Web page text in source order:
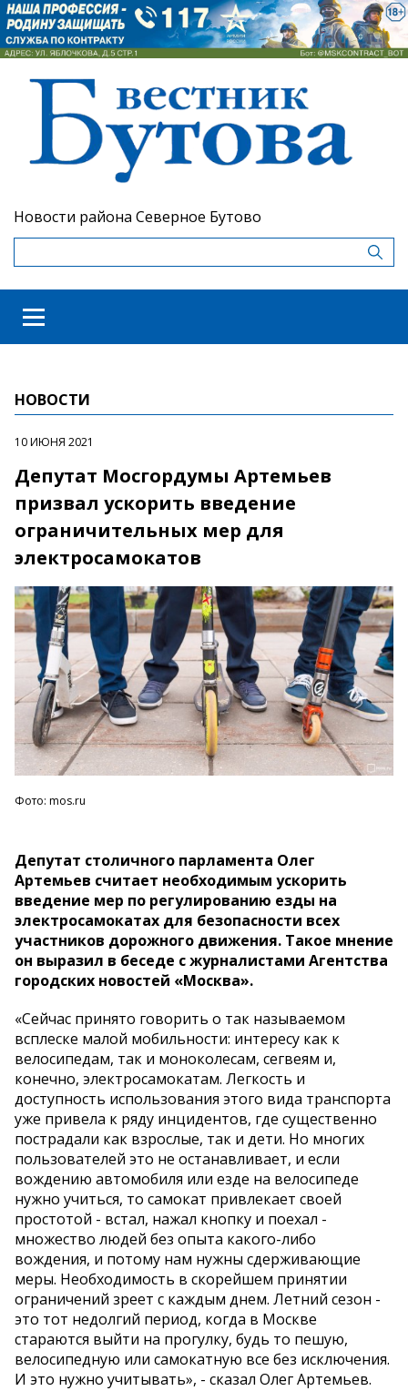
Новости района Северное Бутово
НОВОСТИ
10 ИЮНЯ 2021
Депутат Мосгордумы Артемьев
призвал ускорить введение
ограничительных мер для
электросамокатов
Фото: mos.ru
Депутат столичного парламента Олег
Артемьев считает необходимым ускорить
введение мер по регулированию езды на
электросамокатах для безопасности всех
участников дорожного движения. Такое мнение
он выразил в беседе с журналистами Агентства
городских новостей «Москва».
«Сейчас принято говорить о так называемом
всплеске малой мобильности: интересу как к
велосипедам, так и моноколесам, сегвеям и,
конечно, электросамокатам. Легкость и
доступность использования этого вида транспорта
уже привела к ряду инцидентов, где существенно
пострадали как взрослые, так и дети. Но многих
пользователей это не останавливает, и если
вождению автомобиля или езде на велосипеде
нужно учиться, то самокат привлекает своей
простотой - встал, нажал кнопку и поехал -
множество людей без опыта какого-либо
вождения, и потому нам нужны сдерживающие
меры. Необходимость в скорейшем принятии
ограничений зреет с каждым днем. Летний сезон -
это тот недолгий период, когда в Москве
стараются выйти на прогулку, будь то пешую,
велосипедную или самокатную все без исключения.
И это нужно учитывать», - сказал Олег Артемьев.